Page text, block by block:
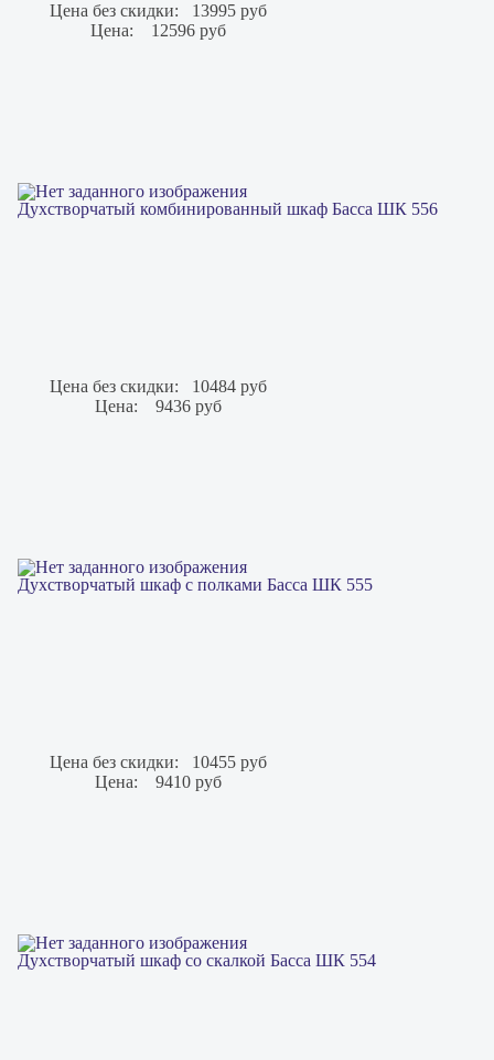
Цена без скидки:
13995 руб
Цена:
12596 руб
Духстворчатый комбинированный шкаф Басса ШК 556
Цена без скидки:
10484 руб
Цена:
9436 руб
Духстворчатый шкаф с полками Басса ШК 555
Цена без скидки:
10455 руб
Цена:
9410 руб
Духстворчатый шкаф со скалкой Басса ШК 554